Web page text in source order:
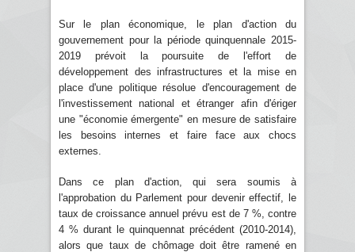
Sur le plan économique, le plan d'action du
gouvernement pour la période quinquennale 2015-
2019 prévoit la poursuite de l'effort de
développement des infrastructures et la mise en
place d'une politique résolue d'encouragement de
l'investissement national et étranger afin d'ériger
une "économie émergente" en mesure de satisfaire
les besoins internes et faire face aux chocs
externes.
Dans ce plan d'action, qui sera soumis à
l'approbation du Parlement pour devenir effectif, le
taux de croissance annuel prévu est de 7 %, contre
4 % durant le quinquennat précédent (2010-2014),
alors que taux de chômage doit être ramené en